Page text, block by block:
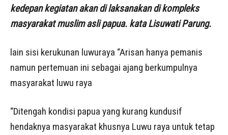
kedepan kegiatan akan di laksanakan di kompleks
masyarakat muslim asli papua. kata Lisuwati Parung.
lain sisi kerukunan luwuraya “Arisan hanya pemanis
namun pertemuan ini sebagai ajang berkumpulnya
masyarakat luwu raya
“Ditengah kondisi papua yang kurang kundusif
hendaknya masyarakat khusnya Luwu raya untuk tetap